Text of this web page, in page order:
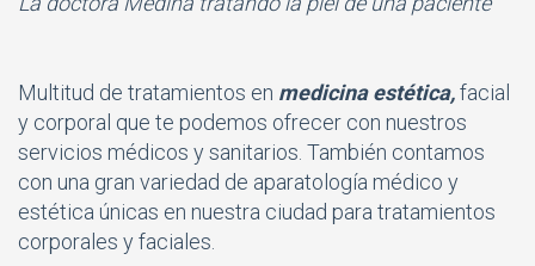
Multitud de tratamientos en medicina estética,facial
y corporal que te podemos ofrecer con nuestros
servicios médicos y sanitarios. También contamos
con una gran variedad de aparatología médico y
estética únicas en nuestra ciudad para tratamientos
corporales y faciales.